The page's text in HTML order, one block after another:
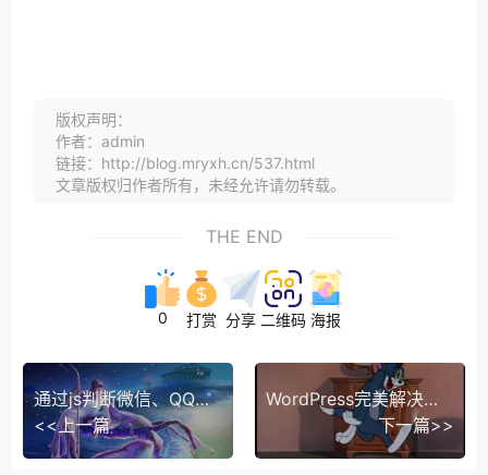
版权声明：
作者：admin
链接：http://blog.mryxh.cn/537.html
文章版权归作者所有，未经允许请勿转载。
THE END
0 打赏 分享 二维码 海报
通过js判断微信、QQ等内置浏览器并在外部浏览器打开(示例代码)
<<上一篇
WordPress完美解决文章ID不连续问题
下一篇>>